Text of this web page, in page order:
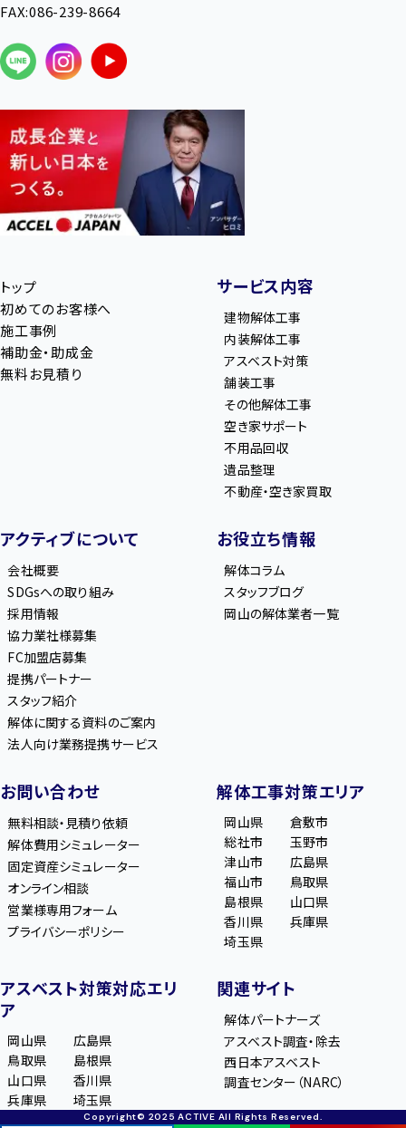
FAX:086-239-8664
トップ
初めてのお客様へ
施工事例
補助金・助成金
無料お見積り
サービス内容
建物解体工事
内装解体工事
アスベスト対策
舗装工事
その他解体工事
空き家サポート
不用品回収
遺品整理
不動産・空き家買取
アクティブについて
会社概要
SDGsへの取り組み
採用情報
協力業社様募集
FC加盟店募集
提携パートナー
スタッフ紹介
解体に関する資料のご案内
法人向け業務提携サービス
お役立ち情報
解体コラム
スタッフブログ
岡山の解体業者一覧
お問い合わせ
無料相談・見積り依頼
解体費用シミュレーター
固定資産シミュレーター
オンライン相談
営業様専用フォーム
プライバシーポリシー
解体工事対策エリア
岡山県
倉敷市
総社市
玉野市
津山市
広島県
福山市
鳥取県
島根県
山口県
香川県
兵庫県
埼玉県
アスベスト対策対応エリ
ア
岡山県
広島県
鳥取県
島根県
山口県
香川県
兵庫県
埼玉県
関連サイト
解体パートナーズ
アスベスト調査・除去
西日本アスベスト
調査センター（NARC）
Copyright© 2025 ACTIVE All Rights Reserved.